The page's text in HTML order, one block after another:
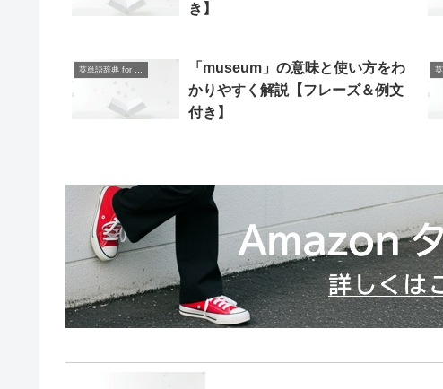
き】
英単語辞典 for Beginners
「museum」の意味と使い方をわ
かりやすく解説【フレーズ＆例文
付き】